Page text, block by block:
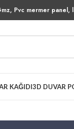
Pvc mermer
KAĞIDI3D DUVAR